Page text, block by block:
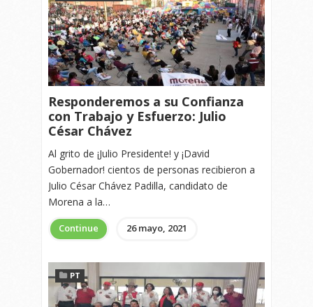
Responderemos a su Confianza
con Trabajo y Esfuerzo: Julio
César Chávez
Al grito de ¡Julio Presidente! y ¡David
Gobernador! cientos de personas recibieron a
Julio César Chávez Padilla, candidato de
Morena a la…
Continue 26 mayo, 2021
PT